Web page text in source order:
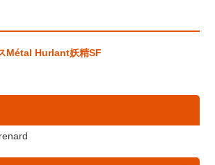
Métal Hurlant妖精SF